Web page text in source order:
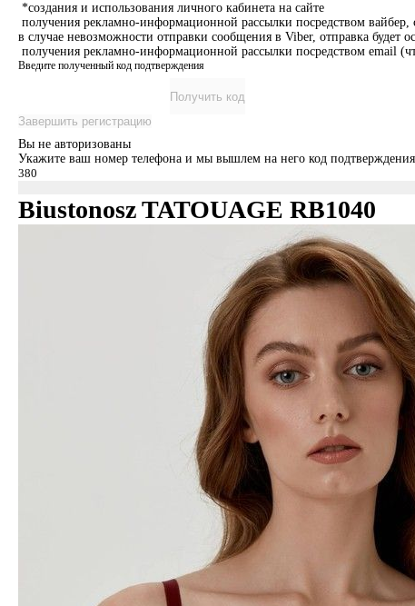
*создания и использования личного кабинета на сайте
получения рекламно-информационной рассылки посредством
в случае невозможности отправки сообщения в Viber, отправка будет
получения рекламно-информационной рассылки посредством email
Введите полученный код подтверждения
Получить код
Завершить регистрацию
Вы не авторизованы
Укажите ваш номер телефона и мы вышлем на него код
Biustonosz TATOUAGE RB1040